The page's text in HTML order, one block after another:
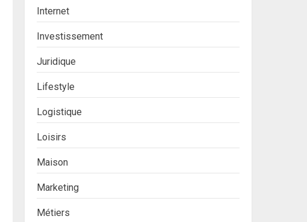
Internet
Investissement
Juridique
Lifestyle
Logistique
Loisirs
Maison
Marketing
Métiers